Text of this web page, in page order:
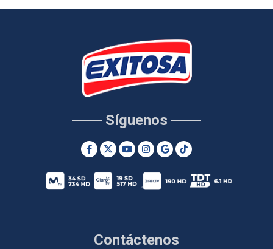
Contáctenos
Síguenos